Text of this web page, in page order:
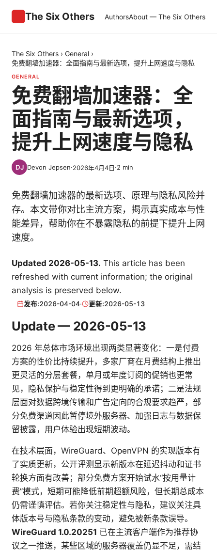
The Six Others AuthorsAbout — The Six Others
The Six Others › General ›
免费翻墙加速器：全面指南与最新选项，提升上网速度与隐私
GENERAL
免费翻墙加速器：全
面指南与最新选项，
提升上网速度与隐私
Devon Jepsen·2026年4月4日·2 min
免费翻墙加速器的最新选项、原理与隐私风险并
存。本文带你对比主流方案，揭示真实成本与性
能差异，帮助你在不暴露隐私的前提下提升上网
速度。
Updated 2026-05-13. This article has been
refreshed with current information; the original
analysis is preserved below.
发布:2026-04-04· 更新:2026-05-13
Update — 2026-05-13
2026 年总体市场环境出现两类显著变化：一是付费
方案的性价比持续提升，多家厂商在月费结构上推出
更灵活的分层套餐，单月或年度订阅的促销也更常
见，隐私保护与稳定性得到更明确的承诺；二是法规
层面对数据跨境传输和广告定向的合规要求趋严，部
分免费渠道因此暂停境外服务器、加强日志与数据保
留披露，用户体验出现短期波动。
在技术层面，WireGuard、OpenVPN 的实现版本有
了实质更新，公开评测显示新版本在延迟抖动和证书
轮换方面有改善；部分免费方案开始试水“按用量计
费”模式，短期可能降低前期超额风险，但长期总成本
仍需谨慎评估。若你关注稳定性与隐私，建议关注具
体版本号与隐私条款的变动，避免被新条款误导。
WireGuard 1.0.20251 已在主流客户端作为推荐协
议之一推送，某些区域的服务器覆盖仍显不足，需结